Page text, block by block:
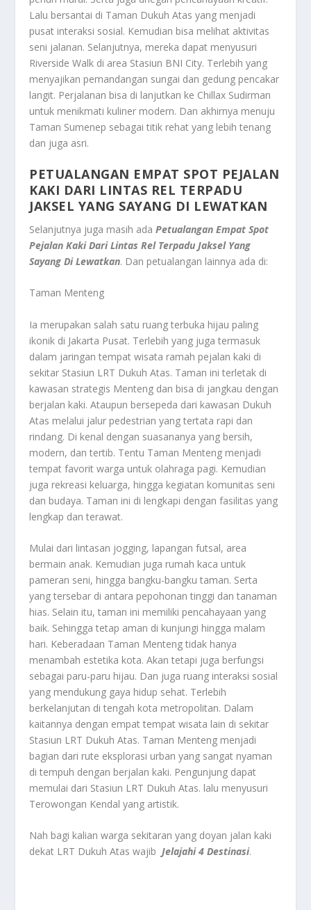
Lalu bersantai di Taman Dukuh Atas yang menjadi
pusat interaksi sosial. Kemudian bisa melihat aktivitas
seni jalanan. Selanjutnya, mereka dapat menyusuri
Riverside Walk di area Stasiun BNI City. Terlebih yang
menyajikan pemandangan sungai dan gedung pencakar
langit. Perjalanan bisa di lanjutkan ke Chillax Sudirman
untuk menikmati kuliner modern. Dan akhirnya menuju
Taman Sumenep sebagai titik rehat yang lebih tenang
dan juga asri.
PETUALANGAN EMPAT SPOT PEJALAN
KAKI DARI LINTAS REL TERPADU
JAKSEL YANG SAYANG DI LEWATKAN
Selanjutnya juga masih adaPetualangan Empat Spot
Pejalan Kaki Dari Lintas Rel Terpadu Jaksel Yang
Sayang Di Lewatkan. Dan petualangan lainnya ada di:
Taman Menteng
Ia merupakan salah satu ruang terbuka hijau paling
ikonik di Jakarta Pusat. Terlebih yang juga termasuk
dalam jaringan tempat wisata ramah pejalan kaki di
sekitar Stasiun LRT Dukuh Atas. Taman ini terletak di
kawasan strategis Menteng dan bisa di jangkau dengan
berjalan kaki. Ataupun bersepeda dari kawasan Dukuh
Atas melalui jalur pedestrian yang tertata rapi dan
rindang. Di kenal dengan suasananya yang bersih,
modern, dan tertib. Tentu Taman Menteng menjadi
tempat favorit warga untuk olahraga pagi. Kemudian
juga rekreasi keluarga, hingga kegiatan komunitas seni
dan budaya. Taman ini di lengkapi dengan fasilitas yang
lengkap dan terawat.
Mulai dari lintasan jogging, lapangan futsal, area
bermain anak. Kemudian juga rumah kaca untuk
pameran seni, hingga bangku-bangku taman. Serta
yang tersebar di antara pepohonan tinggi dan tanaman
hias. Selain itu, taman ini memiliki pencahayaan yang
baik. Sehingga tetap aman di kunjungi hingga malam
hari. Keberadaan Taman Menteng tidak hanya
menambah estetika kota. Akan tetapi juga berfungsi
sebagai paru-paru hijau. Dan juga ruang interaksi sosial
yang mendukung gaya hidup sehat. Terlebih
berkelanjutan di tengah kota metropolitan. Dalam
kaitannya dengan empat tempat wisata lain di sekitar
Stasiun LRT Dukuh Atas. Taman Menteng menjadi
bagian dari rute eksplorasi urban yang sangat nyaman
di tempuh dengan berjalan kaki. Pengunjung dapat
memulai dari Stasiun LRT Dukuh Atas. lalu menyusuri
Terowongan Kendal yang artistik.
Nah bagi kalian warga sekitaran yang doyan jalan kaki
dekat LRT Dukuh Atas wajibJelajahi 4 Destinasi.